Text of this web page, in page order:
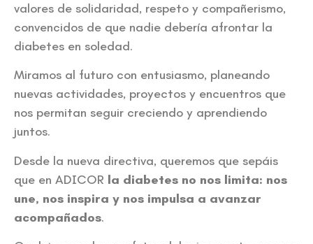
valores de solidaridad, respeto y compañerismo,
convencidos de que nadie debería afrontar la
diabetes en soledad.
Miramos al futuro con entusiasmo, planeando
nuevas actividades, proyectos y encuentros que
nos permitan seguir creciendo y aprendiendo
juntos.
Desde la nueva directiva, queremos que sepáis
que en ADICOR la diabetes no nos limita: nos
une, nos inspira y nos impulsa a avanzar
acompañados.